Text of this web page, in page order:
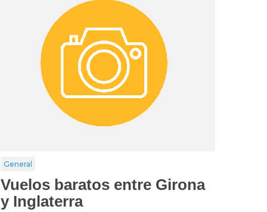
General
Vuelos baratos entre Girona
y Inglaterra